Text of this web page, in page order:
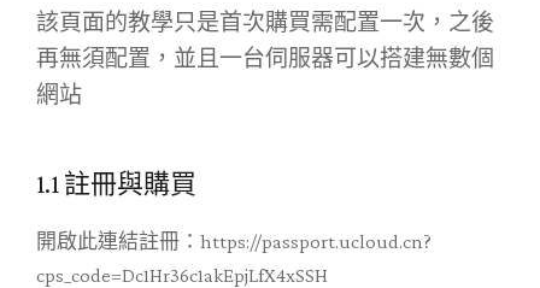
該頁面的教學只是首次購買需配置一次，之後
再無須配置，並且一台伺服器可以搭建無數個
網站
1.1 註冊與購買
開啟此連結註冊：https://passport.ucloud.cn?
cps_code=Dc1Hr36c1akEpjLfX4xSSH